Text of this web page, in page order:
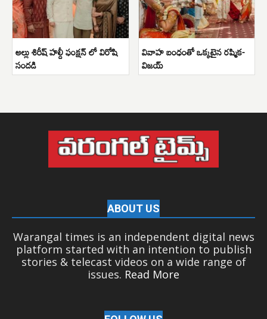
అల్లు శిరీష్ హల్దీ ఫంక్షన్ లో విరోషి
సందడి
వివాహ బంధంతో ఒక్కటైన రష్మిక-
విజయ్
ABOUT US
Warangal times is an independent digital news
platform started with an intention to publish
stories & telecast videos on a wide range of
issues. Read More